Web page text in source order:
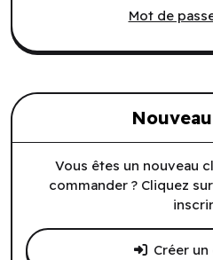
Mot de
Vous êtes un nouveau
commander ? Cliquez
Créer